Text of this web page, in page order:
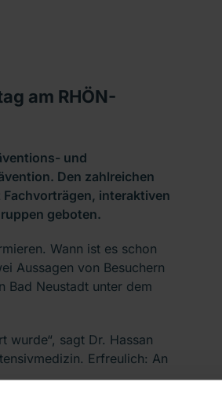
am RHÖN-
und
Den zahlreichen
interaktiven
geboten.
Wann ist es schon
Aussagen von Besuchern
Bad Neustadt unter dem
wurde“, sagt Dr. Hassan
Erfreulich: An